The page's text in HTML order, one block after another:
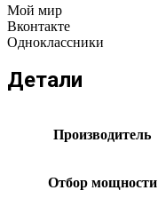
Мой мир
Вконтакте
Одноклассники
Детали
Производитель
Отбор мощности